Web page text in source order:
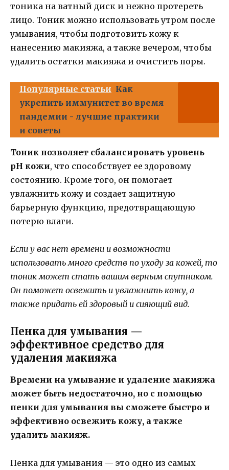
тоника на ватный диск и нежно протереть
лицо. Тоник можно использовать утром после
умывания, чтобы подготовить кожу к
нанесению макияжа, а также вечером, чтобы
удалить остатки макияжа и очистить поры.
Популярные статьи Как
укрепить иммунитет во время
пандемии - лучшие практики
и советы
Тоник позволяет сбалансировать уровень
pH кожи, что способствует ее здоровому
состоянию. Кроме того, он помогает
увлажнить кожу и создает защитную
барьерную функцию, предотвращающую
потерю влаги.
Если у вас нет времени и возможности
использовать много средств по уходу за кожей, то
тоник может стать вашим верным спутником.
Он поможет освежить и увлажнить кожу, а
также придать ей здоровый и сияющий вид.
Пенка для умывания —
эффективное средство для
удаления макияжа
Времени на умывание и удаление макияжа
может быть недостаточно, но с помощью
пенки для умывания вы сможете быстро и
эффективно освежить кожу, а также
удалить макияж.
Пенка для умывания — это одно из самых